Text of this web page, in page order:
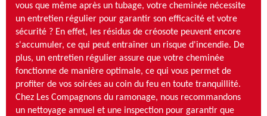
vous que même après un tubage, votre cheminée nécessite
un entretien régulier pour garantir son efficacité et votre
sécurité ? En effet, les résidus de créosote peuvent encore
s'accumuler, ce qui peut entraîner un risque d'incendie. De
plus, un entretien régulier assure que votre cheminée
fonctionne de manière optimale, ce qui vous permet de
profiter de vos soirées au coin du feu en toute tranquillité.
Chez Les Compagnons du ramonage, nous recommandons
un nettoyage annuel et une inspection pour garantir que